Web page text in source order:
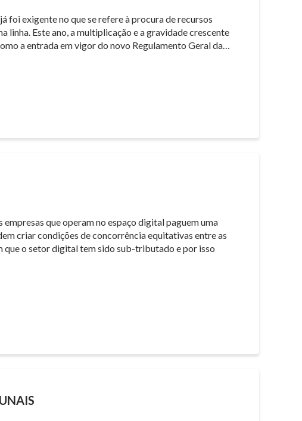
foi exigente no que se refere à procura de recursos
linha. Este ano, a multiplicação e a gravidade crescente
a entrada em vigor do novo Regulamento Geral da…
que operam no espaço digital paguem uma
criar condições de concorrência equitativas entre as
que o setor digital tem sido sub-tributado e por isso